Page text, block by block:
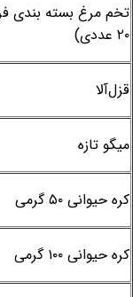
تخم مرغ بسته بندی
۲۰ عددی)
قزل‌آلا
میگو تازه
کره حیوانی ۵۰ گرمی
کره حیوانی ۱۰۰ گرمی